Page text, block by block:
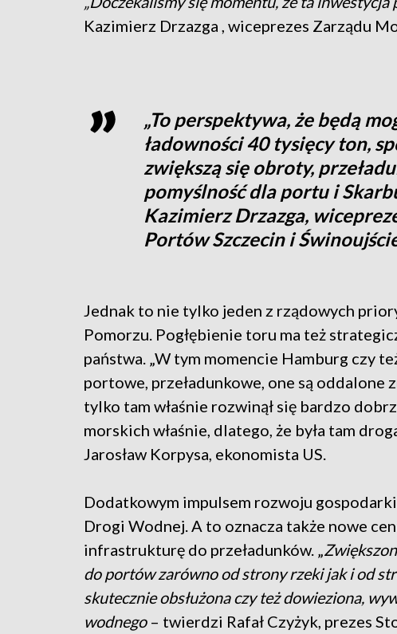
Kazimierz Drzazga , wiceprezes Zarządu
„To perspektywa, że będą
ładowności 40 tysięcy ton,
zwiększą się obroty,
pomyślność dla portu i
Kazimierz Drzazga,
Portów Szczecin i
Jednak to nie tylko jeden z rządowych
Pomorzu. Pogłębienie toru ma też
państwa. „W tym momencie Hamburg czy
portowe, przeładunkowe, one są oddalone
tylko tam właśnie rozwinął się bardzo
morskich właśnie, dlatego, że była tam
Jarosław Korpysa, ekonomista US.
Dodatkowym impulsem rozwoju
Drogi Wodnej. A to oznacza także nowe
infrastrukturę do przeładunków. „
do portów zarówno od strony rzeki jak i od
skutecznie obsłużona czy też dowieziona,
wodnego – twierdzi Rafał Czyżyk, prezes